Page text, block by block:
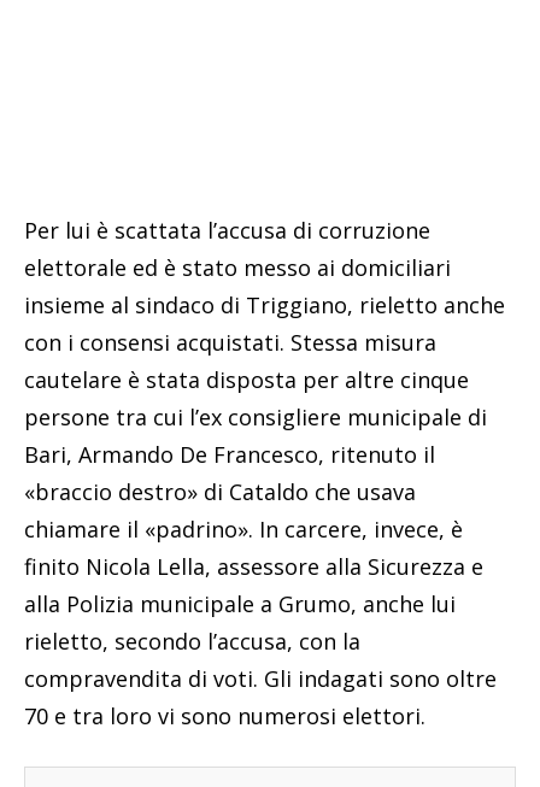
Per lui è scattata l’accusa di corruzione
elettorale ed è stato messo ai domiciliari
insieme al sindaco di Triggiano, rieletto anche
con i consensi acquistati. Stessa misura
cautelare è stata disposta per altre cinque
persone tra cui l’ex consigliere municipale di
Bari, Armando De Francesco, ritenuto il
«braccio destro» di Cataldo che usava
chiamare il «padrino». In carcere, invece, è
finito Nicola Lella, assessore alla Sicurezza e
alla Polizia municipale a Grumo, anche lui
rieletto, secondo l’accusa, con la
compravendita di voti. Gli indagati sono oltre
70 e tra loro vi sono numerosi elettori.